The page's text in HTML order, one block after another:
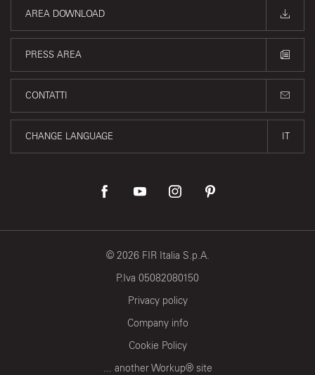
AREA DOWNLOAD
PRESS AREA
CONTATTI
CHANGE LANGUAGE IT
© 2026 FIR Italia S.p.A.
P.Iva 05082080150
Privacy policy
Company info
Cookie Policy
... another Workup® site